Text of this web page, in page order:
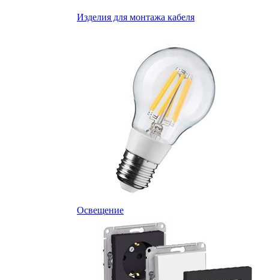
Изделия для монтажа кабеля
Освещение